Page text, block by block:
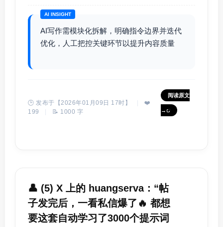
AI INSIGHT
AI写作需模块化拆解，明确指令边界并迭代
优化，人工把控关键环节以提升内容质量
🕒 发布于【2026年01月09日 17时】
❤️
199
📝 1000 字
阅读原文
→
👤 (5) X 上的 huangserva：“帖
子发完后，一看私信爆了🔥 都想
要这套自动学习了3000个提示词